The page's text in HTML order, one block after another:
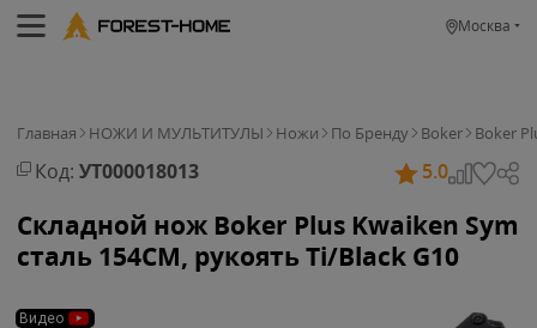
Москва
Главная НОЖИ И МУЛЬТИТУЛЫ Ножи По Бренду Boker Boker
Код: УТ000018013 5.0
Складной нож Boker Plus Kwaiken Sym
сталь 154CM, рукоять Ti/Black G10
Видео